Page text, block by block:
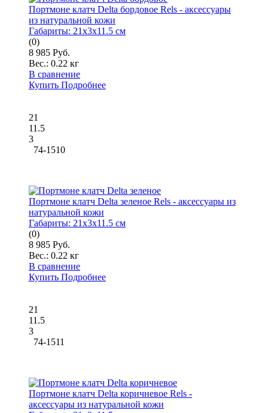
Портмоне клатч Delta бордовое Rels - аксессуары
из натуральной кожи
Габариты: 21x3x11.5 см
(0)
8 985 Руб.
Вес.: 0.22 кг
В сравнение
Купить Подробнее
21
11.5
3
74-1510
Портмоне клатч Delta зеленое Rels - аксессуары из
натуральной кожи
Габариты: 21x3x11.5 см
(0)
8 985 Руб.
Вес.: 0.22 кг
В сравнение
Купить Подробнее
21
11.5
3
74-1511
Портмоне клатч Delta коричневое Rels -
аксессуары из натуральной кожи